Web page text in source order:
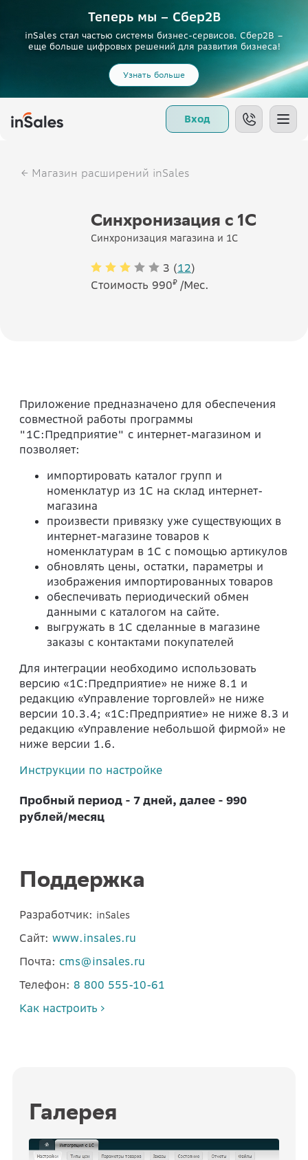
Теперь мы – Сбер2B
inSales стал частью системы бизнес-сервисов. Сбер2В –
еще больше цифровых решений для развития бизнеса!
Узнать больше
Вход
Магазин расширений inSales
Синхронизация с 1С
Синхронизация магазина и 1С
3 (12)
Стоимость 990₽ /Мес.
Приложение предназначено для обеспечения
совместной работы программы
"1С:Предприятие" с интернет-магазином и
позволяет:
импортировать каталог групп и
номенклатур из 1С на склад интернет-
магазина
произвести привязку уже существующих в
интернет-магазине товаров к
номенклатурам в 1С с помощью артикулов
обновлять цены, остатки, параметры и
изображения импортированных товаров
обеспечивать периодический обмен
данными с каталогом на сайте.
выгружать в 1С сделанные в магазине
заказы с контактами покупателей
Для интеграции необходимо использовать
версию «1С:Предприятие» не ниже 8.1 и
редакцию «Управление торговлей» не ниже
версии 10.3.4; «1С:Предприятие» не ниже 8.3 и
редакцию «Управление небольшой фирмой» не
ниже версии 1.6.
Инструкции по настройке
Пробный период - 7 дней, далее - 990
рублей/месяц
Поддержка
Разработчик: inSales
Сайт: www.insales.ru
Почта: cms@insales.ru
Телефон: 8 800 555-10-61
Как настроить
Галерея